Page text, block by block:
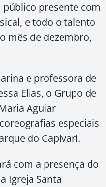
presente com
e todo o talento
mês de dezembro,
e professora de
Elias, o Grupo de
Aguiar
especiais
do Capivari.
com a presença do
Igreja Santa